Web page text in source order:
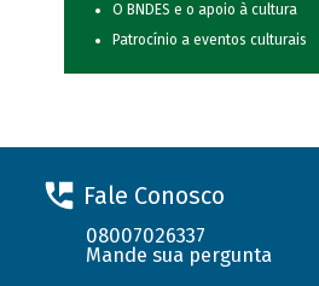
O BNDES e o apoio à cultura
Patrocínio a eventos culturais
Fale Conosco
08007026337
Mande sua pergunta